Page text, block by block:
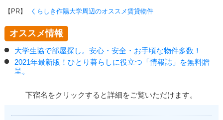
【PR】 くらしき作陽大学周辺のオススメ賃貸物件
オススメ情報
大学生協で部屋探し。安心・安全・お手頃な物件多数！
2021年最新版！ひとり暮らしに役立つ「情報誌」を無料贈
呈。
下宿名をクリックすると詳細をご覧いただけます。